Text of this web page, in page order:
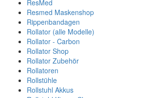
ResMed
Resmed Maskenshop
Rippenbandagen
Rollator (alle Modelle)
Rollator - Carbon
Rollator Shop
Rollator Zubehör
Rollatoren
Rollstühle
Rollstuhl Akkus